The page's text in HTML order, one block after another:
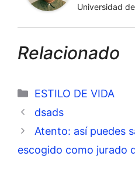
Universidad
Relacionado
Categorías
ESTILO DE VIDA
dsads
Atento: así puedes
escogido como jurado